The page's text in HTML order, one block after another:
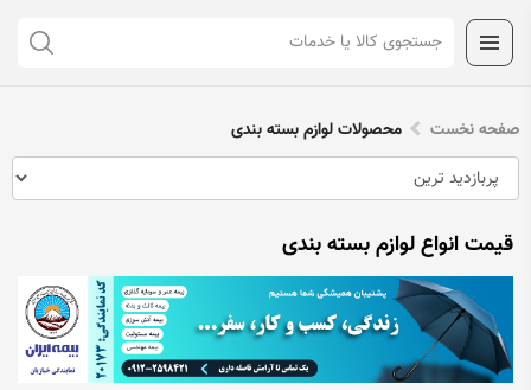
صفحه نخست محصولات لوازم بسته بندی
قیمت انواع لوازم بسته بندی